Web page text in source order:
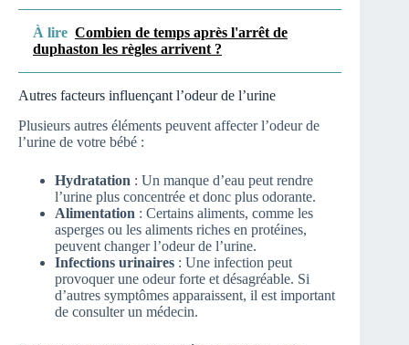
À lire Combien de temps après l'arrêt de
duphaston les règles arrivent ?
Autres facteurs influençant l’odeur de l’urine
Plusieurs autres éléments peuvent affecter l’odeur de
l’urine de votre bébé :
Hydratation : Un manque d’eau peut rendre
l’urine plus concentrée et donc plus odorante.
Alimentation : Certains aliments, comme les
asperges ou les aliments riches en protéines,
peuvent changer l’odeur de l’urine.
Infections urinaires : Une infection peut
provoquer une odeur forte et désagréable. Si
d’autres symptômes apparaissent, il est important
de consulter un médecin.